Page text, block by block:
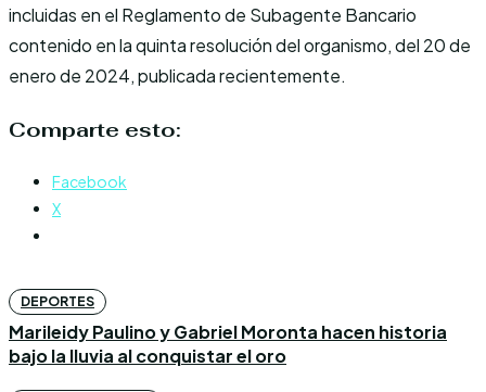
incluidas en el Reglamento de Subagente Bancario
contenido en la quinta resolución del organismo, del 20 de
enero de 2024, publicada recientemente.
Comparte esto:
Facebook
X
DEPORTES
Marileidy Paulino y Gabriel Moronta hacen historia
bajo la lluvia al conquistar el oro